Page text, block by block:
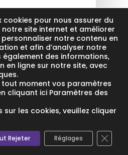
s’entende bien,
communiquent et
les contraintes des
que sinon, ça ne
Parfois, je peux
un sujet et pourtant
par la discussion.
cookies pour nous assurer du
site internet et améliorer
notre contenu en
et afin d’analyser notre
des informations,
en ligne sur notre site, avec
moment vos paramètres
cliquant ici Paramètres des
les cookies, veuillez cliquer
Rejeter Réglages